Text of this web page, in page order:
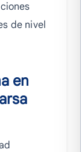
de nivel
en